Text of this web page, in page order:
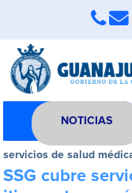
NOTICIAS
servicios de salud
SSG cubre